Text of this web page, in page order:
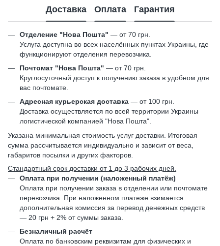
Доставка Оплата Гарантия
Отделение "Нова Пошта" — от 70 грн.
Услуга доступна во всех населённых пунктах Украины, где
функционируют отделения перевозчика.
Почтомат "Нова Пошта" — от 70 грн.
Круглосуточный доступ к получению заказа в удобном для
вас почтомате.
Адресная курьерская доставка — от 100 грн.
Доставка осуществляется по всей территории Украины
логистической компанией "Нова Пошта".
Указана минимальная стоимость услуг доставки. Итоговая
сумма рассчитывается индивидуально и зависит от веса,
габаритов посылки и других факторов.
Стандартный срок доставки от 1 до 3 рабочих дней.
Оплата при получении (наложенный платёж)
Оплата при получении заказа в отделении или почтомате
перевозчика. При наложенном платеже взимается
дополнительная комиссия за перевод денежных средств
— 20 грн + 2% от суммы заказа.
Безналичный расчёт
Оплата по банковским реквизитам для физических и